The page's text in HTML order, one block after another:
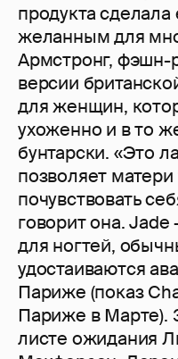
продукта
желанным для
Армстронг, фэшн-
версии
для женщин,
ухоженно и в то
бунтарски. «Это
позволяет
почувствовать
говорит она.
для ногтей,
удостаиваются
Париже (показ
Париже в Марте).
листе ожидания